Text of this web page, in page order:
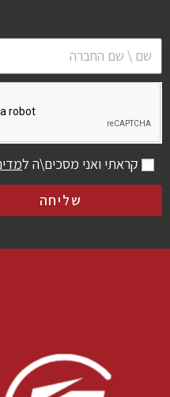
קראתי ואני מסכים\ה ל
שליחה